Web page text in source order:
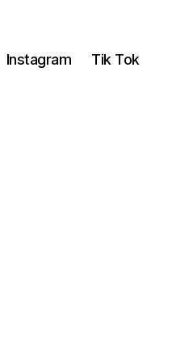
Instagram Tik Tok